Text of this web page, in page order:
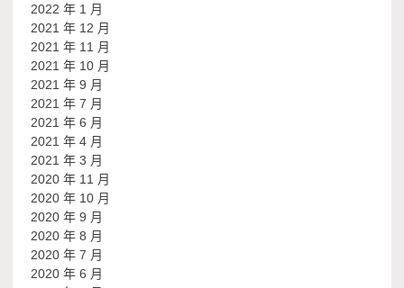
2022 年 1 月
2021 年 12 月
2021 年 11 月
2021 年 10 月
2021 年 9 月
2021 年 7 月
2021 年 6 月
2021 年 4 月
2021 年 3 月
2020 年 11 月
2020 年 10 月
2020 年 9 月
2020 年 8 月
2020 年 7 月
2020 年 6 月